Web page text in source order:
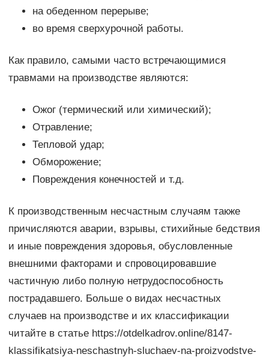
на обеденном перерыве;
во время сверхурочной работы.
Как правило, самыми часто встречающимися
травмами на производстве являются:
Ожог (термический или химический);
Отравление;
Тепловой удар;
Обморожение;
Повреждения конечностей и т.д.
К производственным несчастным случаям также
причисляются аварии, взрывы, стихийные бедствия
и иные повреждения здоровья, обусловленные
внешними факторами и спровоцировавшие
частичную либо полную нетрудоспособность
пострадавшего. Больше о видах несчастных
случаев на производстве и их классификации
читайте в статье https://otdelkadrov.online/8147-
klassifikatsiya-neschastnyh-sluchaev-na-proizvodstve-